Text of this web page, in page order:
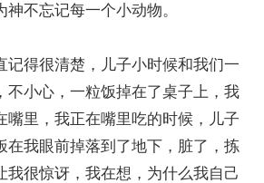
不忘记每一个小动物。
得很清楚，儿子小时候和我们一
不小心，一粒饭掉在了桌子上，我
嘴里，我正在嘴里吃的时候，儿子
在我眼前掉落到了地下，脏了，拣
我很惊讶，我在想，为什么我自己